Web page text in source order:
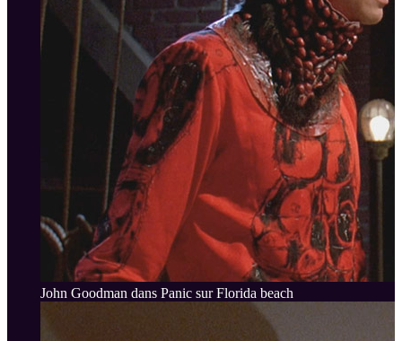
John Goodman dans Panic sur Florida beach